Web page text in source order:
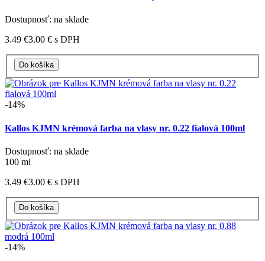
Dostupnosť: na sklade
3.49 €3.00 € s DPH
-14%
Kallos KJMN krémová farba na vlasy nr. 0.22 fialová 100ml
Dostupnosť: na sklade
100 ml
3.49 €3.00 € s DPH
-14%